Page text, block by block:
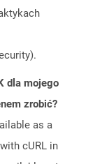
dla mojego
zrobić?
as a
cURL in